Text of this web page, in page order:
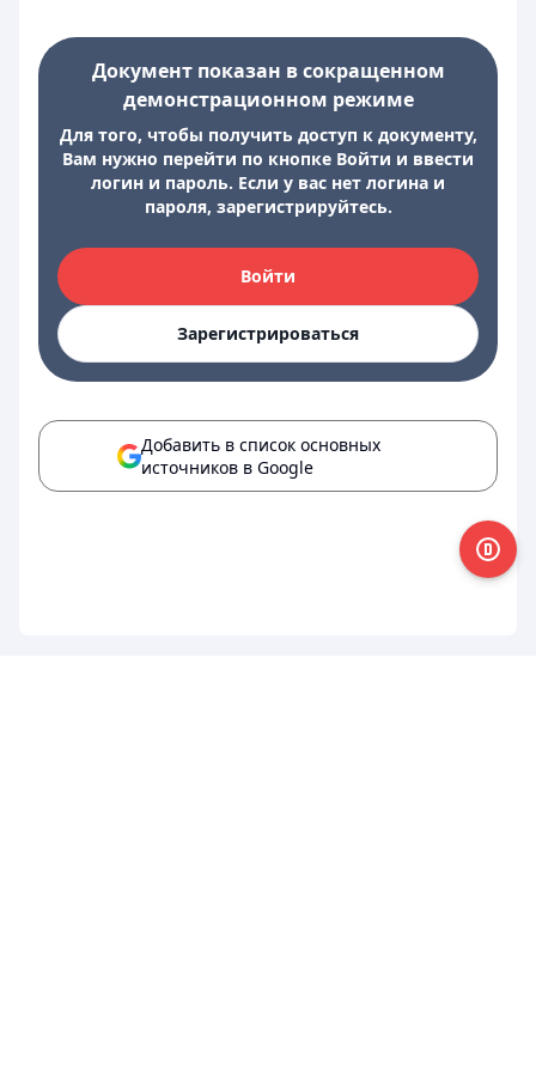
Документ показан в сокращенном
демонстрационном режиме
Для того, чтобы получить доступ к документу,
Вам нужно перейти по кнопке Войти и ввести
логин и пароль. Если у вас нет логина и
пароля, зарегистрируйтесь.
Войти
Зарегистрироваться
Добавить в список основных
источников в Google